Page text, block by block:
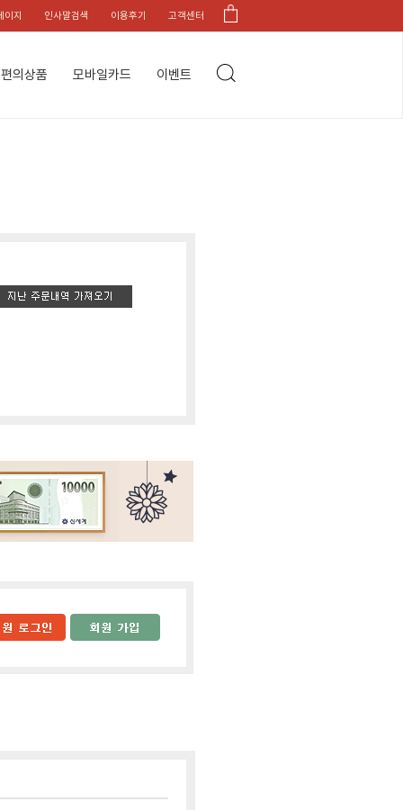
이지 인사말검색 이용후기 고객센터
편의상품 모바일카드 이벤트